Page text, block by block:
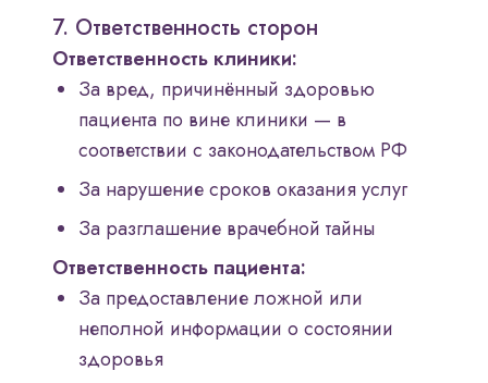
7. Ответственность сторон
Ответственность клиники:
За вред, причинённый здоровью
пациента по вине клиники — в
соответствии с законодательством РФ
За нарушение сроков оказания услуг
За разглашение врачебной тайны
Ответственность пациента:
За предоставление ложной или
неполной информации о состоянии
здоровья